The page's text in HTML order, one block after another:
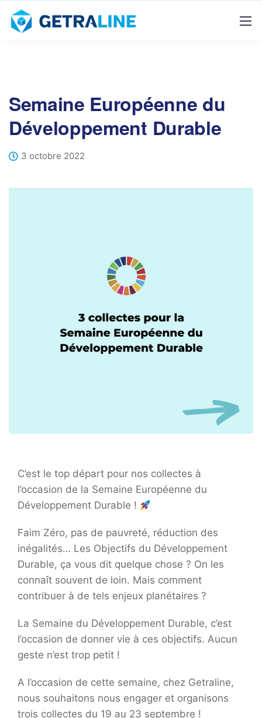
Semaine Européenne du
Développement Durable
3 octobre 2022
C’est le top départ pour nos collectes à
l’occasion de la Semaine Européenne du
Développement Durable !
Faim Zéro, pas de pauvreté, réduction des
inégalités… Les Objectifs du Développement
Durable, ça vous dit quelque chose ? On les
connaît souvent de loin. Mais comment
contribuer à de tels enjeux planétaires ?
La Semaine du Développement Durable, c’est
l’occasion de donner vie à ces objectifs. Aucun
geste n’est trop petit !
A l’occasion de cette semaine, chez Getraline,
nous souhaitons nous engager et organisons
trois collectes du 19 au 23 septembre !